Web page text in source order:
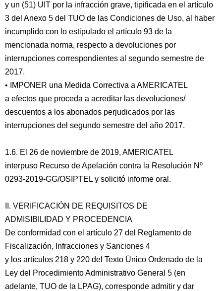
y un (51) UIT por la infracción grave, tipificada en el artículo
3 del Anexo 5 del TUO de las Condiciones de Uso, al haber
incumplido con lo estipulado el artículo 93 de la
mencionada norma, respecto a devoluciones por
interrupciones correspondientes al segundo semestre de
2017.
• IMPONER una Medida Correctiva a AMERICATEL
a efectos que proceda a acreditar las devoluciones/
descuentos a los abonados perjudicados por las
interrupciones del segundo semestre del año 2017.
1.6. El 26 de noviembre de 2019, AMERICATEL
interpuso Recurso de Apelación contra la Resolución Nº
0293-2019-GG/OSIPTEL y solicitó informe oral.
II. VERIFICACIÓN DE REQUISITOS DE
ADMISIBILIDAD Y PROCEDENCIA
De conformidad con el artículo 27 del Reglamento de
Fiscalización, Infracciones y Sanciones 4
y los artículos 218 y 220 del Texto Único Ordenado de la
Ley del Procedimiento Administrativo General 5 (en
adelante, TUO de la LPAG), corresponde admitir y dar